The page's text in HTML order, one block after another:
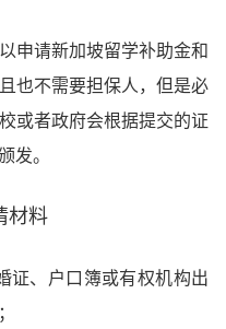
申请新加坡留学补助金和
也不需要担保人，但是必
或者政府会根据提交的证
发。
材料
证、户口簿或有权机构出